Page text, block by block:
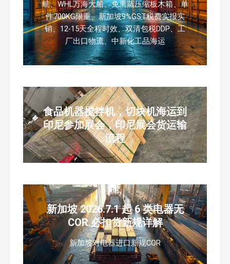
航、WHL万海大船、免熏蒸压缩板木箱、单
件700KG限重、新加坡9%GST税费实报实
销、12-15天全程时效、双清包税DDP、工
厂出口物流、中新化工品海运
食品机器搅拌机，切块机海运到
印尼参加展会，印尼展会货运输
流程
新加坡 2026.7.1 起 6 类电器无
COR 必扣货新规详解
新加坡对电器进口新规COR